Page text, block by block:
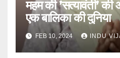
महम की ’सत्यावंती’
एक बालिका की दुनिया
FEB 10, 2024 INDU